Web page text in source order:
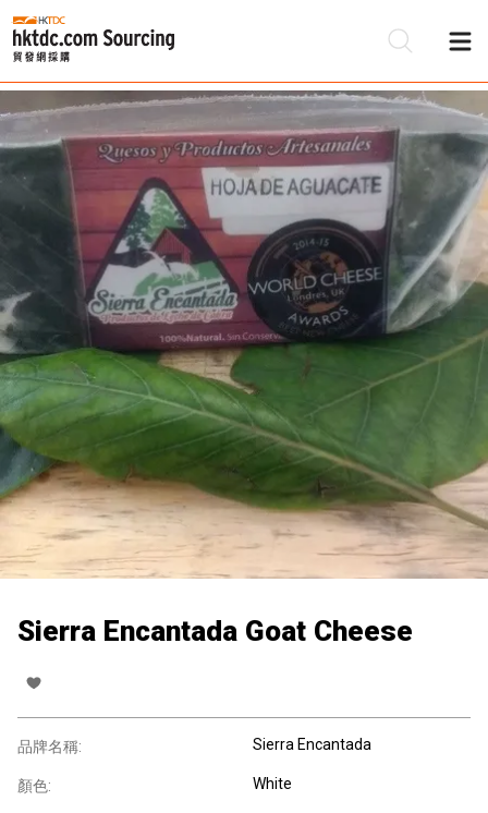
Sierra Encantada Goat Cheese
品牌名稱: Sierra Encantada
顏色: White